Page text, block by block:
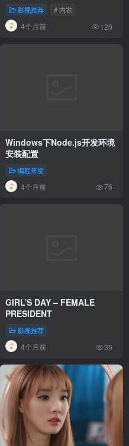
影视推荐 # 内衣
4个月前 120
Windows下Node.js开发环境
安装配置
编程开发
4个月前 76
GIRL’S DAY – FEMALE
PRESIDENT
影视推荐
4个月前 39